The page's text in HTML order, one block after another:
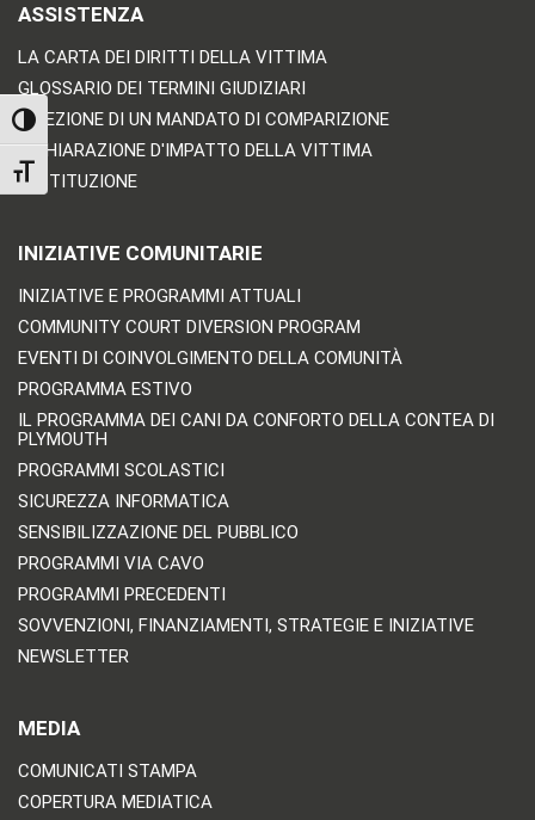
TOGGLE HIGH CONTRAST
TOGGLE FONT SIZE
ASSISTENZA
LA CARTA DEI DIRITTI DELLA VITTIMA
GLOSSARIO DEI TERMINI GIUDIZIARI
RICEZIONE DI UN MANDATO DI COMPARIZIONE
DICHIARAZIONE D'IMPATTO DELLA VITTIMA
RESTITUZIONE
INIZIATIVE COMUNITARIE
INIZIATIVE E PROGRAMMI ATTUALI
COMMUNITY COURT DIVERSION PROGRAM
EVENTI DI COINVOLGIMENTO DELLA COMUNITÀ
PROGRAMMA ESTIVO
IL PROGRAMMA DEI CANI DA CONFORTO DELLA CONTEA DI
PLYMOUTH
PROGRAMMI SCOLASTICI
SICUREZZA INFORMATICA
SENSIBILIZZAZIONE DEL PUBBLICO
PROGRAMMI VIA CAVO
PROGRAMMI PRECEDENTI
SOVVENZIONI, FINANZIAMENTI, STRATEGIE E INIZIATIVE
NEWSLETTER
MEDIA
COMUNICATI STAMPA
COPERTURA MEDIATICA